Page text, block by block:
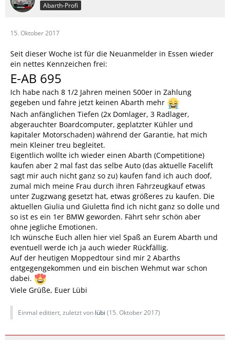
Abarth-Profi
15. Oktober 2017
Seit dieser Woche ist für die Neuanmelder in Essen wieder
ein nettes Kennzeichen frei:
E-AB 695
Ich habe nach 8 1/2 Jahren meinen 500er in Zahlung
gegeben und fahre jetzt keinen Abarth mehr
Nach anfänglichen Tiefen (2x Domlager, 3 Radlager,
abgerauchter Boardcomputer, geplatzter Kühler und
kapitaler Motorschaden) während der Garantie, hat mich
mein Kleiner treu begleitet.
Eigentlich wollte ich wieder einen Abarth (Competitione)
kaufen aber 2 mal fast das selbe Auto (das aktuelle Facelift
sagt mir auch nicht ganz so zu) kaufen fand ich auch doof,
zumal mich meine Frau durch ihren Fahrzeugkauf etwas
unter Zugzwang gesetzt hat, etwas größeres zu kaufen. Die
aktuellen Giulia und Giuletta find ich nicht ganz so dolle und
so ist es ein 1er BMW geworden. Fährt sehr schön aber
ohne jegliche Emotionen.
Ich wünsche Euch allen hier viel Spaß an Eurem Abarth und
eventuell werde ich ja auch wieder Rückfällig.
Auf der heutigen Moppedtour sind mir 2 Abarths
entgegengekommen und ein bischen Wehmut war schon
dabei.
Viele Grüße, Euer Lübi
Einmal editiert, zuletzt von lübi (15. Oktober 2017)